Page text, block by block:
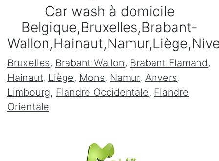
Car wash à domicile
Belgique,Bruxelles,Brabant-
Bruxelles, Brabant Wallon, Brabant Flamand,
Hainaut, Liège, Mons, Namur, Anvers,
Limbourg, Flandre Occidentale, Flandre
Orientale